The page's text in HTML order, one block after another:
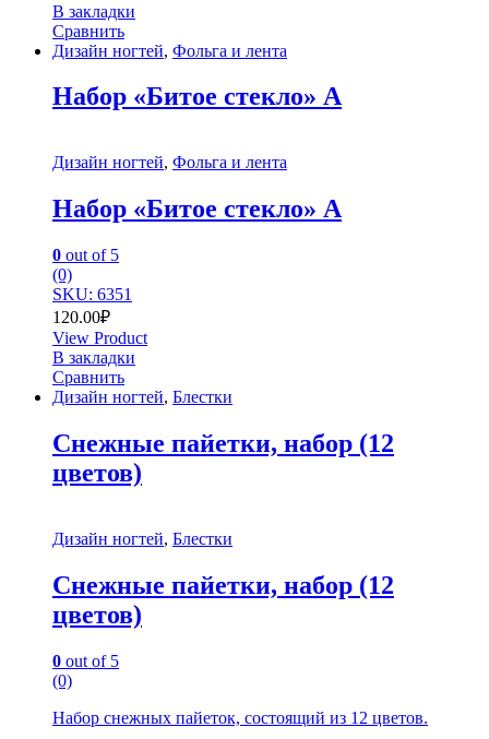
В закладки
Сравнить
Дизайн ногтей, Фольга и лента
Набор «Битое стекло» А
Дизайн ногтей, Фольга и лента
Набор «Битое стекло» А
0 out of 5
(0)
SKU: 6351
120.00₽
View Product
В закладки
Сравнить
Дизайн ногтей, Блестки
Снежные пайетки, набор (12
цветов)
Дизайн ногтей, Блестки
Снежные пайетки, набор (12
цветов)
0 out of 5
(0)
Набор снежных пайеток, состоящий из 12 цветов.